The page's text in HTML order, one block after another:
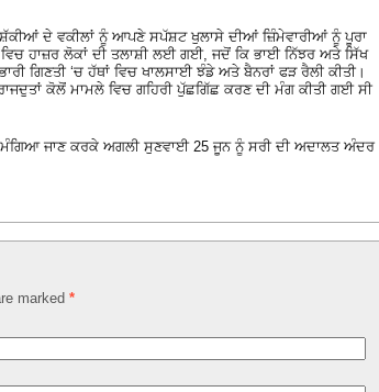
ਦੇ ਵਕੀਲਾਂ ਨੂੰ ਆਪਣੇ ਸਪੱਸ਼ਟ ਖੁਲਾਸੇ ਦੀਆਂ ਜ਼ਿੰਮੇਵਾਰੀਆਂ ਨੂੰ ਪੂਰਾ
ਹਾਜ਼ਰ ਲੋਕਾਂ ਦੀ ਤਲਾਸ਼ੀ ਲਈ ਗਈ, ਜਦੋਂ ਕਿ ਭਾਈ ਨਿੱਝਰ ਅਤੇ ਸਿੱਖ
ਗਿਣਤੀ ‘ਚ ਹੱਥਾਂ ਵਿਚ ਖਾਲਸਾਈ ਝੰਡੇ ਅਤੇ ਬੈਨਰਾਂ ਫੜ ਰੈਲੀ ਕੀਤੀ।
ਕੋਲੋਂ ਮਾਮਲੇ ਵਿਚ ਗਹਿਰੀ ਪੁੱਛਗਿੱਛ ਕਰਣ ਦੀ ਮੰਗ ਕੀਤੀ ਗਈ ਸੀ
ਜਾਣ ਕਰਕੇ ਅਗਲੀ ਸੁਣਵਾਈ 25 ਜੂਨ ਨੂੰ ਸਰੀ ਦੀ ਅਦਾਲਤ ਅੰਦਰ
marked *